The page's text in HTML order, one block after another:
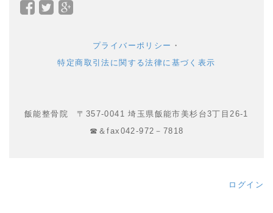
Facebook
Twitter
ェ
ェ
プライバーポリシー ・
特定商取引法に関する法律に基づく表示
飯能整骨院 〒357-0041 埼玉県飯能市美杉台3丁目26-1
☎＆fax042-972－7818
ログイン